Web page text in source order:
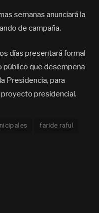
semanas anunciará la
de campaña.
días presentará formal
público que desempeña
Presidencia, para
presidencial.
faride raful